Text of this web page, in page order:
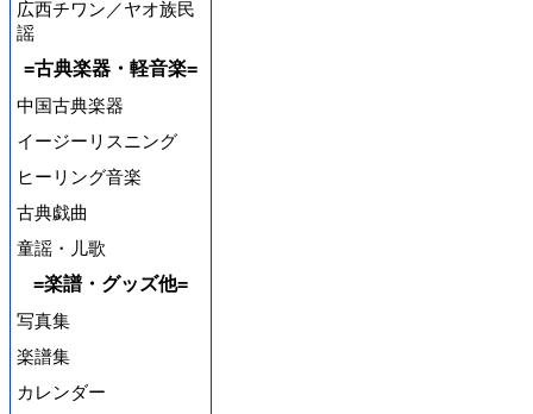
広西チワン／ヤオ族民
謡
=古典楽器・軽音楽=
中国古典楽器
イージーリスニング
ヒーリング音楽
古典戯曲
童謡・儿歌
=楽譜・グッズ他=
写真集
楽譜集
カレンダー